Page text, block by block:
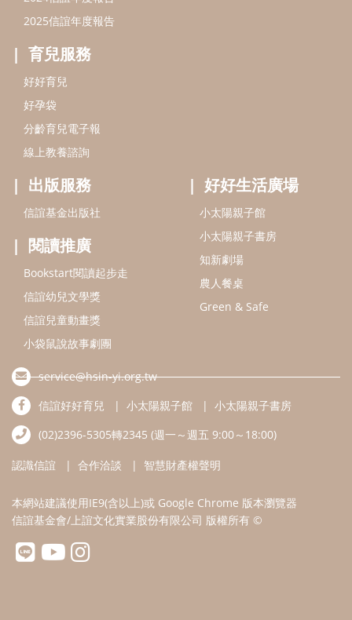
信誼基金出版社
閱讀推廣
Bookstart閱讀起步走
信誼幼兒文學獎
信誼兒童動畫獎
小袋鼠說故事劇團
service@hsin-yi.org.tw
信誼好好育兒
小太陽親子書房
(02)2396-5305轉2345 (週一～週五 9:00～18:00)
認識信誼 合作洽談 智慧財產權聲明
本網站建議使用IE9(含以上)或 Google Chrome 版本瀏覽器
信誼基金會/上誼文化實業股份有限公司 版權所有 ©